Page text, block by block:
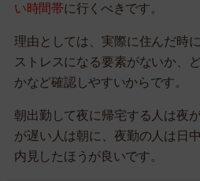
い時間帯に行くべきです。
理由としては、実際に住んだ時
ストレスになる要素がないか、
かなど確認しやすいからです。
朝出勤して夜に帰宅する人は夜
が遅い人は朝に、夜勤の人は日
内見したほうが良いです。